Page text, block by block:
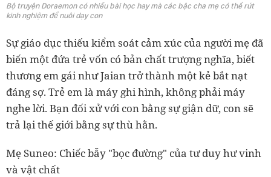
Bộ truyện Doraemon có nhiều bài học hay mà các bậc cha mẹ có thể rút
kinh nghiệm để nuôi dạy con
Sự giáo dục thiếu kiểm soát cảm xúc của người mẹ đã
biến một đứa trẻ vốn có bản chất trượng nghĩa, biết
thương em gái như Jaian trở thành một kẻ bắt nạt
đáng sợ. Trẻ em là máy ghi hình, không phải máy
nghe lời. Bạn đối xử với con bằng sự giận dữ, con sẽ
trả lại thế giới bằng sự thù hằn.
Mẹ Suneo: Chiếc bẫy "bọc đường" của tư duy hư vinh
và vật chất